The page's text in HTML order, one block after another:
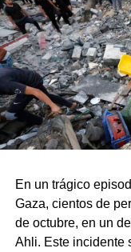
En un trágico
Gaza, cientos de
de octubre, en un
Ahli. Este incidente